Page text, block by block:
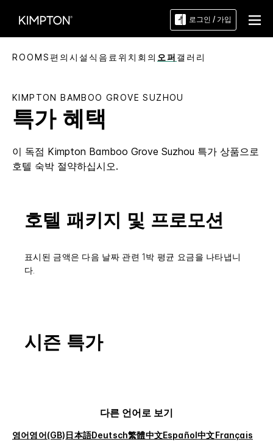
로그인 / 가입
ROOMS편의시설 식음료 위치 회의 오퍼 갤러리
KIMPTON BAMBOO GROVE SUZHOU
특가 혜택
이 독점 Kimpton Bamboo Grove Suzhou 특가 상품으로
호텔 숙박 절약하십시오.
호텔 패키지 및 프로모션
표시된 금액은 다음 날짜 관련 1박 평균 요금을 나타냅니
다.
시즌 특가
다른 언어로 보기
영어영어(GB)日本語Deutsch繁體中文Español中文Français